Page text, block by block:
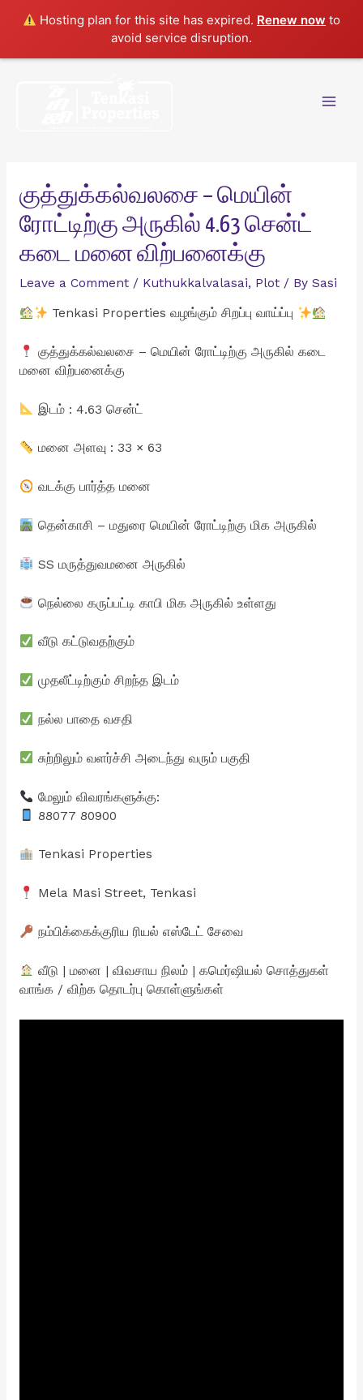
Hosting plan for this site has expired. Renew now to
avoid service disruption.
குத்துக்கல்வலசை – மெயின்
ரோட்டிற்கு அருகில் 4.63 சென்ட்
கடை மனை விற்பனைக்கு
Leave a Comment / Kuthukkalvalasai, Plot/ By Sasi
Tenkasi Properties வழங்கும் சிறப்பு வாய்ப்பு
குத்துக்கல்வலசை – மெயின் ரோட்டிற்கு அருகில் கடை
மனை விற்பனைக்கு
இடம் : 4.63 சென்ட்
மனை அளவு : 33 × 63
வடக்கு பார்த்த மனை
தென்காசி – மதுரை மெயின் ரோட்டிற்கு மிக அருகில்
SS மருத்துவமனை அருகில்
நெல்லை கருப்பட்டி காபி மிக அருகில் உள்ளது
வீடு கட்டுவதற்கும்
முதலீட்டிற்கும் சிறந்த இடம்
நல்ல பாதை வசதி
சுற்றிலும் வளர்ச்சி அடைந்து வரும் பகுதி
மேலும் விவரங்களுக்கு:
88077 80900
Tenkasi Properties
Mela Masi Street, Tenkasi
நம்பிக்கைக்குரிய ரியல் எஸ்டேட் சேவை
வீடு | மனை | விவசாய நிலம் | கமெர்ஷியல் சொத்துகள்
வாங்க / விற்க தொடர்பு கொள்ளுங்கள்